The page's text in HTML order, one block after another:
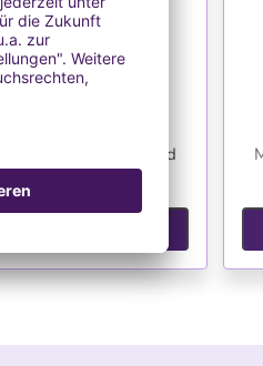
WUNSCHLISTE
Blechdose für Kerzen
(Modell 7)
Blechdose mit Deckel
Versand